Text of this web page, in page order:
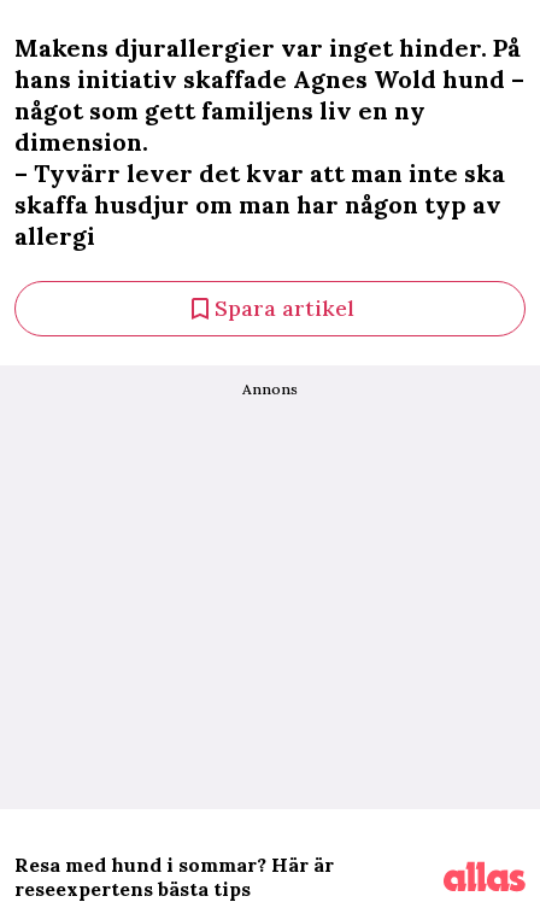
Makens djurallergier var inget hinder. På
hans initiativ skaffade Agnes Wold hund –
något som gett familjens liv en ny
dimension.
– Tyvärr lever det kvar att man inte ska
skaffa husdjur om man har någon typ av
allergi
Spara artikel
Annons
Resa med hund i sommar? Här är
reseexpertens bästa tips